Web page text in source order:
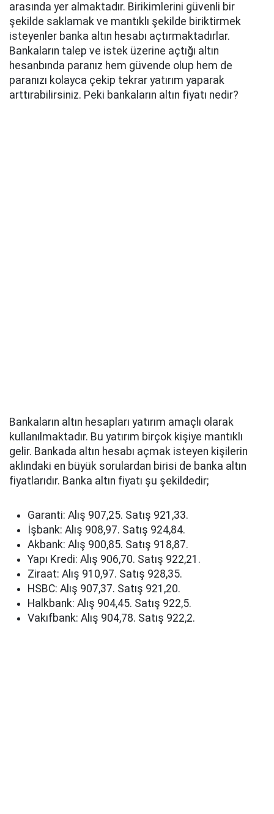
arasında yer almaktadır. Birikimlerini güvenli bir
şekilde saklamak ve mantıklı şekilde biriktirmek
isteyenler banka altın hesabı açtırmaktadırlar.
Bankaların talep ve istek üzerine açtığı altın
hesanbında paranız hem güvende olup hem de
paranızı kolayca çekip tekrar yatırım yaparak
arttırabilirsiniz. Peki bankaların altın fiyatı nedir?
Bankaların altın hesapları yatırım amaçlı olarak
kullanılmaktadır. Bu yatırım birçok kişiye mantıklı
gelir. Bankada altın hesabı açmak isteyen kişilerin
aklındaki en büyük sorulardan birisi de banka altın
fiyatlarıdır. Banka altın fiyatı şu şekildedir;
Garanti: Alış 907,25. Satış 921,33.
İşbank: Alış 908,97. Satış 924,84.
Akbank: Alış 900,85. Satış 918,87.
Yapı Kredi: Alış 906,70. Satış 922,21.
Ziraat: Alış 910,97. Satış 928,35.
HSBC: Alış 907,37. Satış 921,20.
Halkbank: Alış 904,45. Satış 922,5.
Vakıfbank: Alış 904,78. Satış 922,2.